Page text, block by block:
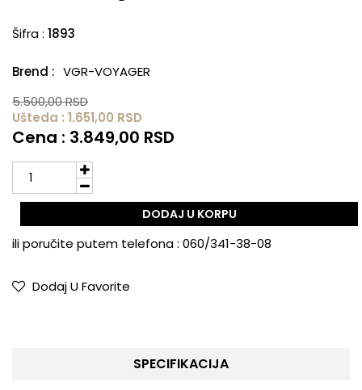
Šifra : 1893
Brend : VGR-VOYAGER
5.500,00 RSD
Ušteda : 1.651,00 RSD
Cena : 3.849,00 RSD
DODAJ U KORPU
ili poručite putem telefona : 060/341-38-08
Dodaj U Favorite
SPECIFIKACIJA